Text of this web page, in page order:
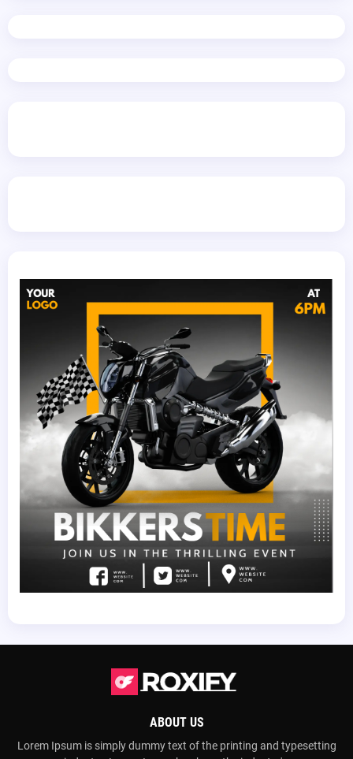
ABOUT US
Lorem Ipsum is simply dummy text of the printing and typesetting